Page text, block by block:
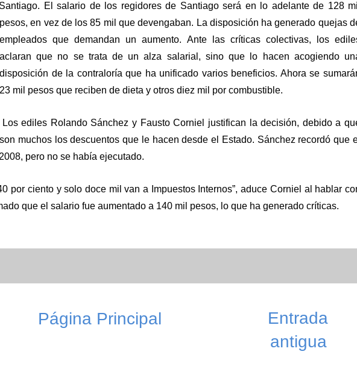
Santiago. El salario de los regidores de Santiago será en lo adelante de 128
pesos, en vez de los 85 mil que devengaban. La disposición ha generado quejas
empleados que demandan un aumento. Ante las críticas colectivas, los
aclaran que no se trata de un alza salarial, sino que lo hacen acogiendo
disposición de la contraloría que ha unificado varios beneficios. Ahora se
23 mil pesos que reciben de dieta y otros diez mil por combustible.
Los ediles Rolando Sánchez y Fausto Corniel justifican la decisión, debido a
son muchos los descuentos que le hacen desde el Estado. Sánchez recordó que
pero no se había ejecutado.
por ciento y solo doce mil van a Impuestos Internos”, aduce Corniel al hablar
que el salario fue aumentado a 140 mil pesos, lo que ha generado críticas.
Entrada
antigua
Página Principal